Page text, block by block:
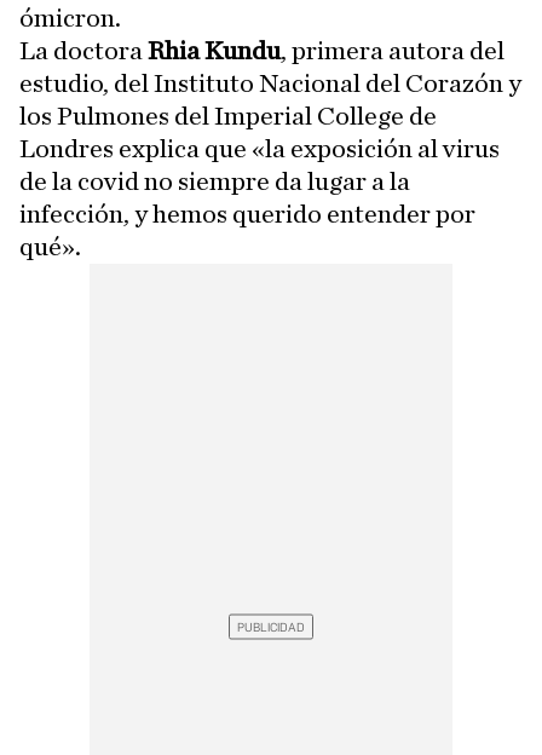
ómicron.
La doctora Rhia Kundu, primera autora del
estudio, del Instituto Nacional del Corazón y
los Pulmones del Imperial College de
Londres explica que «la exposición al virus
de la covid no siempre da lugar a la
infección, y hemos querido entender por
qué».